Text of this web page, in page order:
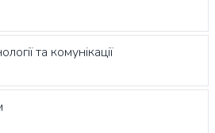
та комунікації